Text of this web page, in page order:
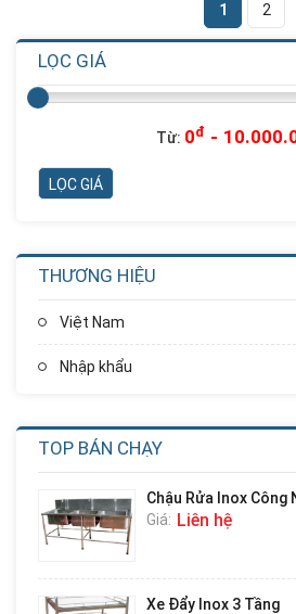
1 2
LỌC GIÁ
Từ: 0đ -
THƯƠNG HIỆU
Việt Nam
Nhập khẩu
TOP BÁN CHẠY
Giá: Liên hệ
Nhà Chơi Cầu Trượt
Chậu Rửa Inox Công
Giá: Liên hệ
Xe Đẩy Inox 3 Tầng